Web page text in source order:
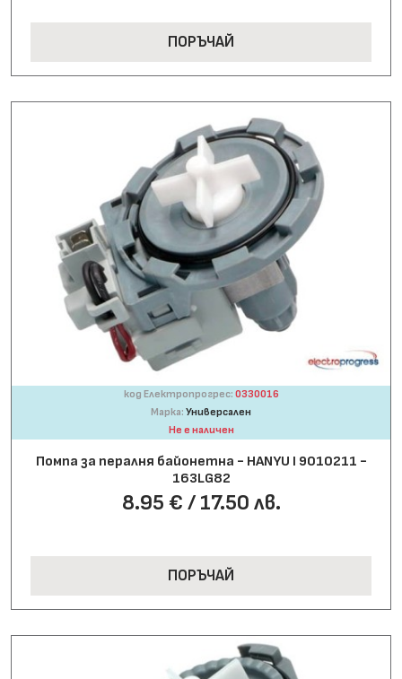
ПОРЪЧАЙ
код Електропрогрес: 0330016
Марка: Универсален
Не е наличен
Помпа за пералня байонетна - HANYU І 9010211 -
163LG82
8.95 € / 17.50 лв.
ПОРЪЧАЙ